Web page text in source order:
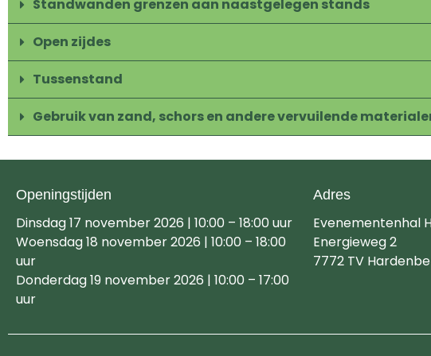
Standwanden grenzen aan naastgelegen stands
Open zijdes
Tussenstand
Gebruik van zand, schors en andere vervuilende
Openingstijden
Dinsdag 17 november 2026 | 10:00 – 18:00 uur
Woensdag 18 november 2026 | 10:00 – 18:00
uur
Donderdag 19 november 2026 | 10:00 – 17:00
uur
Adres
Evenementenhal
Energieweg 2
7772 TV